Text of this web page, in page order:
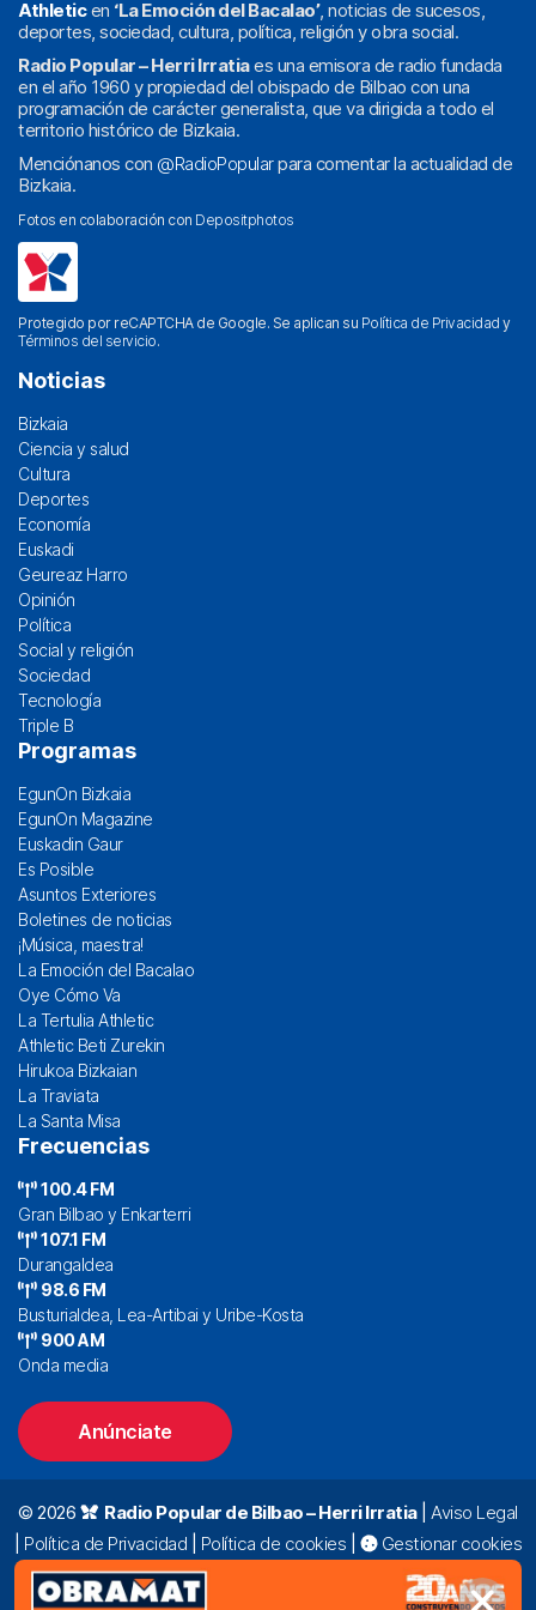
Athleticen ‘La Emoción del Bacalao’, noticias de sucesos,
deportes, sociedad, cultura, política, religión y obra social.
Radio Popular – Herri Irratiaes una emisora de radio fundada
en el año 1960 y propiedad del obispado de Bilbao con una
programación de carácter generalista, que va dirigida a todo el
territorio histórico de Bizkaia.
Menciónanos con @RadioPopularpara comentar la actualidad de
Bizkaia.
Fotos en colaboración con Depositphotos
Protegido por reCAPTCHA de Google. Se aplican su Política de Privacidad y
Términos del servicio.
Noticias
Bizkaia
Ciencia y salud
Cultura
Deportes
Economía
Euskadi
Geureaz Harro
Opinión
Política
Social y religión
Sociedad
Tecnología
Triple B
Programas
EgunOn Bizkaia
EgunOn Magazine
Euskadin Gaur
Es Posible
Asuntos Exteriores
Boletines de noticias
¡Música, maestra!
La Emoción del Bacalao
Oye Cómo Va
La Tertulia Athletic
Athletic Beti Zurekin
Hirukoa Bizkaian
La Traviata
La Santa Misa
Frecuencias
100.4 FM
Gran Bilbao y Enkarterri
107.1 FM
Durangaldea
98.6 FM
Busturialdea, Lea-Artibai y Uribe-Kosta
900 AM
Onda media
Anúnciate
© 2026 Radio Popular de Bilbao – Herri Irratia|Aviso Legal
Política de Privacidad Política de cookies
Gestionar cookies
Alda. Mazarredo, 47 – 7º 48009 Bilbao |
94 423 92 00|